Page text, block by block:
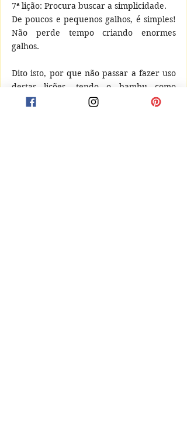
7ª lição: Procura buscar a simplicidade.
De poucos e pequenos galhos, é simples!
Não perde tempo criando enormes
galhos.
Dito isto, por que não passar a fazer uso
destas lições, tendo o bambu como
aliado?